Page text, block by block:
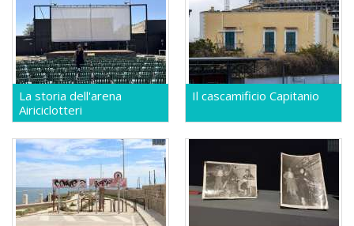
La storia dell'arena
Airiciclotteri
Il cascamificio Capitanio